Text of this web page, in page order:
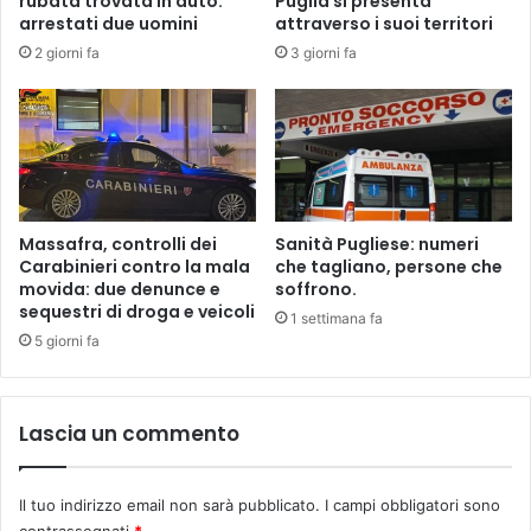
n
t
r
o
u
n
a
l
b
e
r
o
d
i
l
u
o
m
e
n
t
r
e
r
i
t
i
r
p
arrestati due uomini
2 giorni fa
attraverso i suoi territori
3 giorni fa
Massafra, controlli dei
Carabinieri contro la mala
movida: due denunce e
sequestri di droga e veicoli
5 giorni fa
Sanità Pugliese: numeri
che tagliano, persone che
soffrono.
1 settimana fa
Lascia un commento
Il tuo indirizzo email non sarà pubblicato. I campi obbligatori sono